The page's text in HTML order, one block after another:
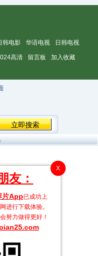
韩电影 华语电视 日韩电视
高清 留言板 加入收藏
X
友：
片App已成功上
进行下载体验。
努力做得更好！